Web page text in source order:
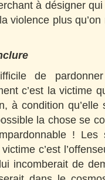
à désigner
violence plus
de
c’est la victime
à condition
la chose se
! Les
c’est
incomberait de